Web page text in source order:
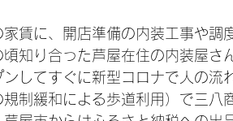
賃に、開店準備の内装工事や調
知り合った芦屋在住の内装屋さ
してすぐに新型コロナで人の流
制緩和による歩道利用）で三八